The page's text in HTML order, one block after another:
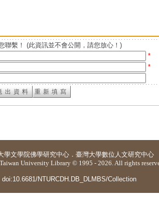
聯繫！ (此資訊並不會公開，請您放心！)
*
*
學文學院佛學研究中心 ． 臺灣大學數位人文研究中心
University Library © 1995 - 2026. All rights
doi:10.6681/NTURCDH.DB_DLMBS/Collection